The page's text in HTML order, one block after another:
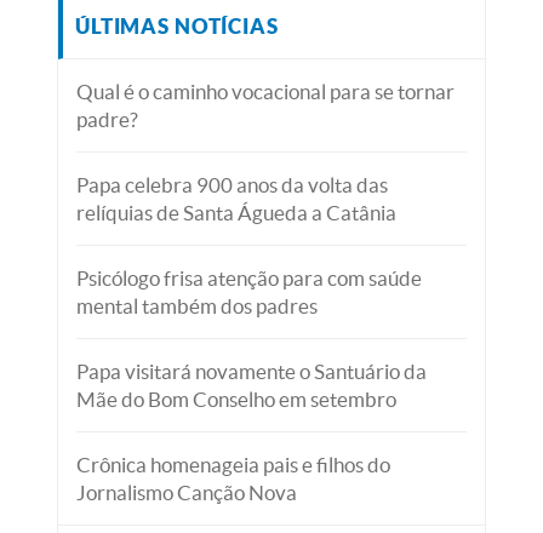
ÚLTIMAS NOTÍCIAS
Qual é o caminho vocacional para se tornar
padre?
Papa celebra 900 anos da volta das
relíquias de Santa Águeda a Catânia
Psicólogo frisa atenção para com saúde
mental também dos padres
Papa visitará novamente o Santuário da
Mãe do Bom Conselho em setembro
Crônica homenageia pais e filhos do
Jornalismo Canção Nova